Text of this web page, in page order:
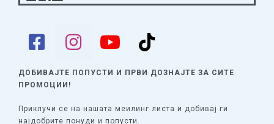
ДОБИВАЈТЕ ПОПУСТИ И ПРВИ ДОЗНАЈТЕ ЗА СИТЕ
ПРОМОЦИИ!
Приклучи се на нашата меилинг листа и добивај ги
најдобрите понуди и попусти.